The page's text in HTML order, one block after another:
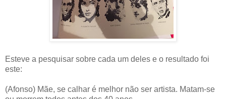
Esteve a pesquisar sobre cada um deles e o resultado foi
este:
(Afonso) Mãe, se calhar é melhor não ser artista. Matam-se